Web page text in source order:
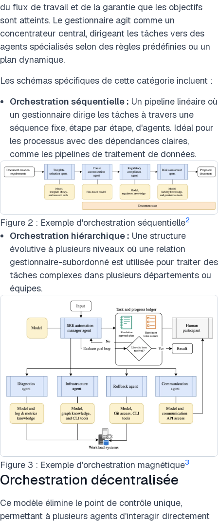
du flux de travail et de la garantie que les objectifs
sont atteints. Le gestionnaire agit comme un
concentrateur central, dirigeant les tâches vers des
agents spécialisés selon des règles prédéfinies ou un
plan dynamique.
Les schémas spécifiques de cette catégorie incluent :
Orchestration séquentielle : Un pipeline linéaire où
un gestionnaire dirige les tâches à travers une
séquence fixe, étape par étape, d'agents. Idéal pour
les processus avec des dépendances claires,
comme les pipelines de traitement de données.
Figure 2 : Exemple d'orchestration séquentielle2
Orchestration hiérarchique : Une structure
évolutive à plusieurs niveaux où une relation
gestionnaire-subordonné est utilisée pour traiter des
tâches complexes dans plusieurs départements ou
équipes.
Figure 3 : Exemple d'orchestration magnétique3
Orchestration décentralisée
Ce modèle élimine le point de contrôle unique,
permettant à plusieurs agents d'interagir directement